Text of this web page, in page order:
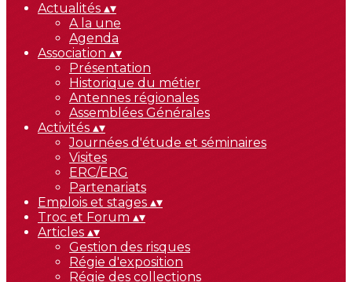
Actualités ▴▾
A la une
Agenda
Association ▴▾
Présentation
Historique du métier
Antennes régionales
Assemblées Générales
Activités ▴▾
Journées d'étude et séminaires
Visites
ERC/ERG
Partenariats
Emplois et stages ▴▾
Troc et Forum ▴▾
Articles ▴▾
Gestion des risques
Régie d'exposition
Régie des collections